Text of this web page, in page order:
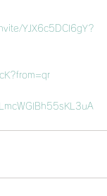
YJX6c5DCI6gY?